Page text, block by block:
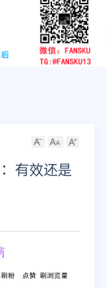
有效还是